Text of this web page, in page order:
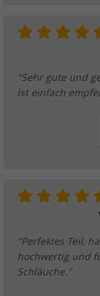
"Sehr gute und
ist einfach
"Perfektes Teil,
hochwertig und
Schläuche."